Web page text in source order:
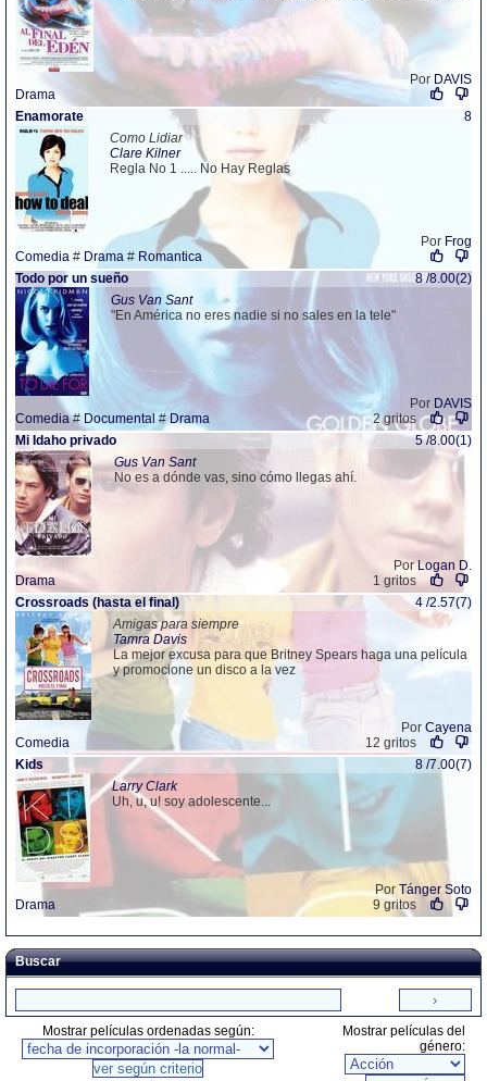
Por DAVIS
Drama
Enamorate
8
Como Lidiar
Clare Kilner
Regla No 1 ..... No Hay Reglas
Por Frog
Comedia # Drama # Romantica
Todo por un sueño
8 /8.00(2)
Gus Van Sant
"En América no eres nadie si no sales en la tele"
Por DAVIS
Comedia# Documental #Drama
2 gritos
Mi Idaho privado
5 /8.00(1)
Gus Van Sant
No es a dónde vas, sino cómo llegas ahí.
PorLogan D.
Drama
1 gritos
Crossroads (hasta el final)
4 /2.57(7)
Amigas para siempre
Tamra Davis
La mejor excusa para que Britney Spears haga una película
y promocione un disco a la vez
Por Cayena
Comedia
12 gritos
Kids
8 /7.00(7)
Larry Clark
Uh, u, u! soy adolescente...
Por Tánger Soto
Drama
9 gritos
Buscar
Mostrar películas ordenadas según:
Mostrar películas del
género: